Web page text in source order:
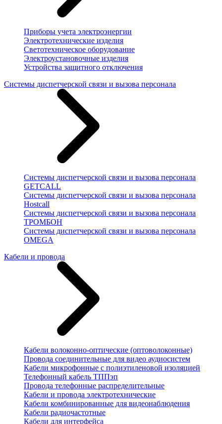
Приборы учета электроэнергии
Электротехнические изделия
Светотехническое оборудование
Электроустановочные изделия
Устройства защитного отключения
Системы диспетчерской связи и вызова персонала
Системы диспетчерской связи и вызова персонала
GETCALL
Системы диспетчерской связи и вызова персонала
Hostcall
Системы диспетчерской связи и вызова персонала
ТРОМБОН
Системы диспетчерской связи и вызова персонала
OMEGA
Кабели и провода
Кабели волоконно-оптические (оптоволоконные)
Провода соединительные для видео аудиосистем
Кабели микрофонные с полиэтиленовой изоляцией
Телефонный кабель ТППэп
Провода телефонные распределительные
Кабели и провода электротехнические
Кабели комбинированные для видеонаблюдения
Кабели радиочастотные
Кабели для интерфейса